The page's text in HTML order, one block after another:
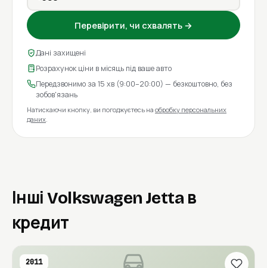
Перевірити, чи схвалять →
Дані захищені
Розрахунок ціни в місяць під ваше авто
Передзвонимо за 15 хв (9:00–20:00) — безкоштовно, без
зобов'язань
Натискаючи кнопку, ви погоджуєтесь на обробку персональних
даних.
Інші Volkswagen Jetta в
кредит
2011